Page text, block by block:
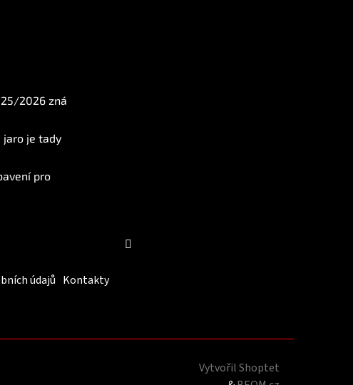
2026 zná
jaro je tady
pro
údajů Kontakty
Vytvořil Shoptet